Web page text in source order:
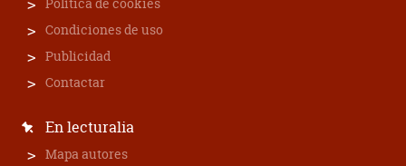
Condiciones de uso
Publicidad
Contactar
En lecturalia
Mapa autores